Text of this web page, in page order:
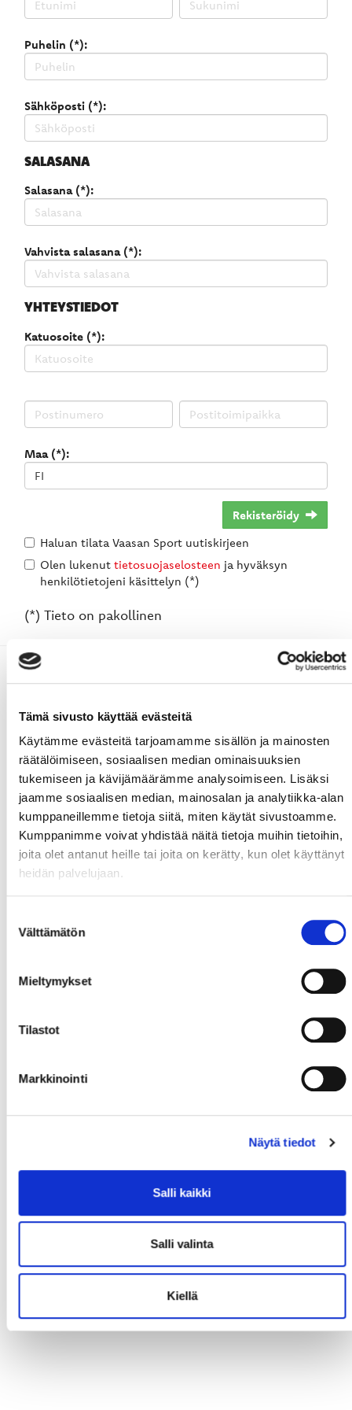
Tämä sivusto käyttää evästeitä
Käytämme evästeitä tarjoamamme sisällön ja mainosten
räätälöimiseen, sosiaalisen median ominaisuuksien
tukemiseen ja kävijämäärämme analysoimiseen. Lisäksi
jaamme sosiaalisen median, mainosalan ja analytiikka-alan
kumppaneillemme tietoja siitä, miten käytät sivustoamme.
Kumppanimme voivat yhdistää näitä tietoja muihin tietoihin,
joita olet antanut heille tai joita on kerätty, kun olet käyttänyt
heidän palvelujaan.
valinta
Välttämätön
Mieltymykset
Tilastot
Markkinointi
Näytä tiedot
Salli kaikki
Salli valinta
Kiellä
Puhelin (*):
Sähköposti (*):
SALASANA
Salasana (*):
Vahvista salasana (*):
YHTEYSTIEDOT
Katuosoite (*):
Maa (*):
Rekisteröidy
Haluan tilata Vaasan Sport uutiskirjeen
Olen lukenut tietosuojaselosteen ja hyväksyn
henkilötietojeni käsittelyn (*)
(*) Tieto on pakollinen